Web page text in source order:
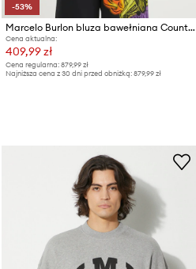
-53%
Marcelo Burlon bluza bawełniana County Flame Boxy Crewneck Black Red
Cena aktualna:
409,99 zł
Cena regularna: 879,99 zł
Najniższa cena z 30 dni przed obniżką: 879,99 zł